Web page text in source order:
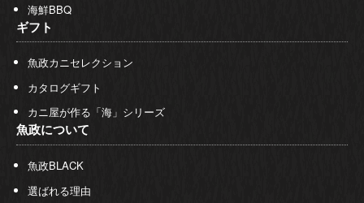
海鮮BBQ
ギフト
魚政カニセレクション
カタログギフト
カニ屋が作る「海」シリーズ
魚政について
魚政BLACK
選ばれる理由